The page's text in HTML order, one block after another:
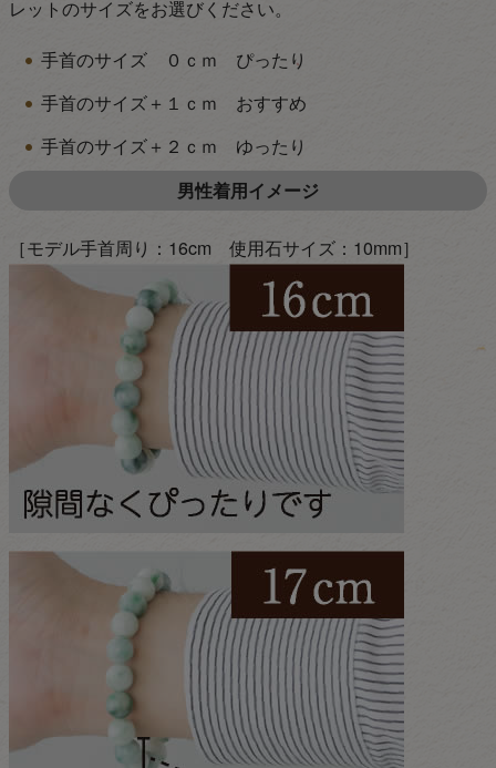
レットのサイズをお選びください。
手首のサイズ ０ｃｍ ぴったり
手首のサイズ＋１ｃｍ おすすめ
手首のサイズ＋２ｃｍ ゆったり
男性着用イメージ
［モデル手首周り：16cm 使用石サイズ：10mm］